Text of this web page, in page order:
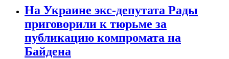
На Украине экс-депутата Рады
приговорили к тюрьме за
публикацию компромата на
Байдена